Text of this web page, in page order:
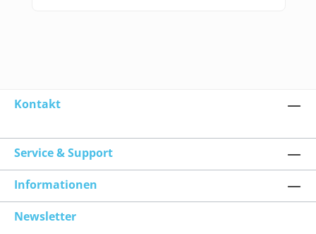
Kontakt
Service & Support
Informationen
Newsletter